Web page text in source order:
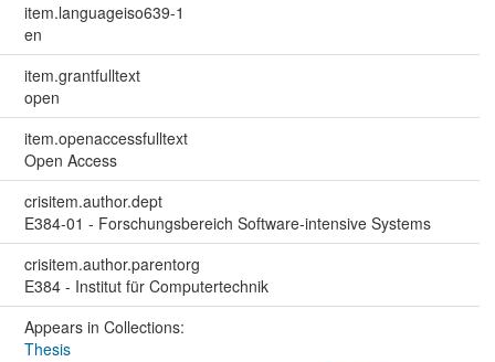
item.languageiso639-1
en
item.grantfulltext
open
item.openaccessfulltext
Open Access
crisitem.author.dept
E384-01 - Forschungsbereich Software-intensive Systems
crisitem.author.parentorg
E384 - Institut für Computertechnik
Appears in Collections:
Thesis